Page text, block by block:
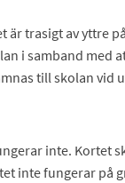
är trasigt av yttre
i samband med
till skolan vid
inte. Kortet
inte fungerar på